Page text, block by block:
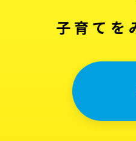
子育てを